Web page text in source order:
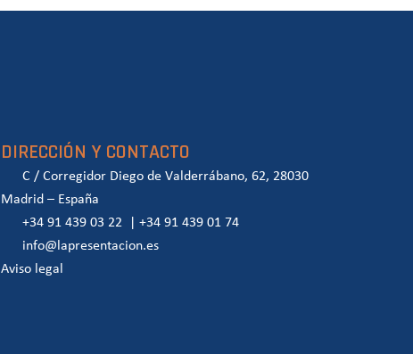
DIRECCIÓN Y CONTACTO
C / Corregidor Diego de Valderrábano, 62, 28030
Madrid – España
+34 91 439 03 22
+34 91 439 01 74
info@lapresentacion.es
Aviso legal